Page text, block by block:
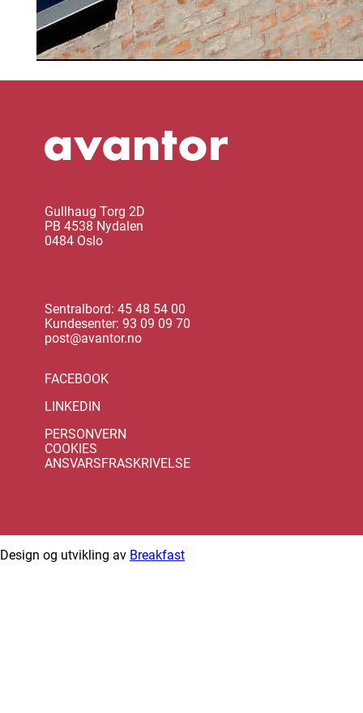
Gullhaug Torg 2D
PB 4538 Nydalen
0484 Oslo
Sentralbord: 45 48 54 00
Kundesenter: 93 09 09 70
post@avantor.no
FACEBOOK
LINKEDIN
PERSONVERN
COOKIES
ANSVARSFRASKRIVELSE
Design og utvikling av Breakfast